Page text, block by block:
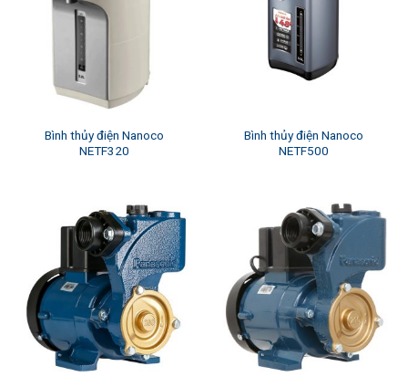
Bình thủy điện Nanoco
NETF320
Bình thủy điện Nanoco
NETF500